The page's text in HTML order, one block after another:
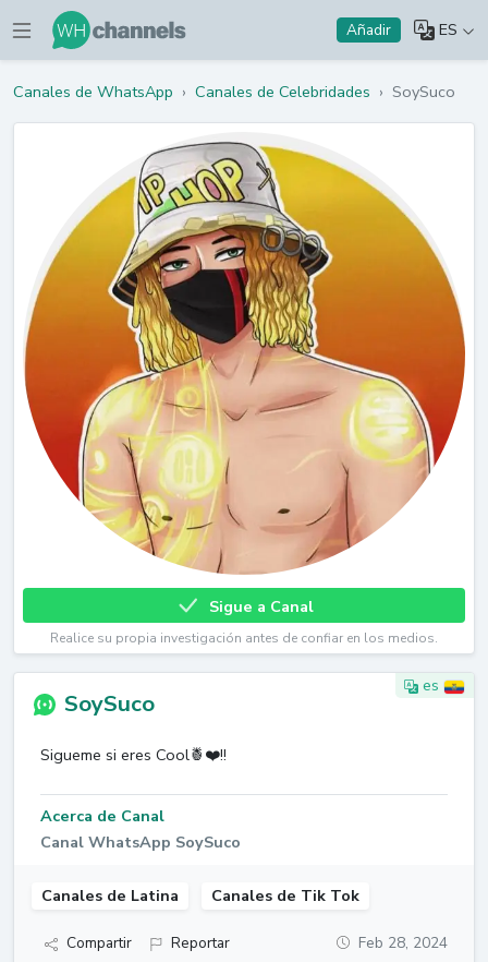
Añadir ES
Canales de WhatsApp › Canales de Celebridades › SoySuco
Sigue a Canal
Realice su propia investigación antes de confiar en los medios.
es
SoySuco
Sigueme si eres Cool🍍❤️!!
Acerca de Canal
Canal WhatsApp SoySuco
Canales de Latina Canales de Tik Tok
Compartir Reportar Feb 28, 2024